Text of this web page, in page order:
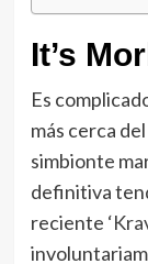
It’s
Es
más cerca
simbionte
definitiva
reciente